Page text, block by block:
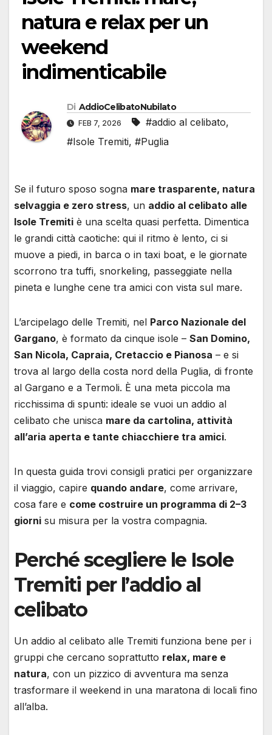
natura e relax per un
weekend
indimenticabile
Di AddioCelibatoNubilato
FEB 7, 2026 #addio al celibato,
#Isole Tremiti, #Puglia
Se il futuro sposo sogna mare trasparente, natura
selvaggia e zero stress, un addio al celibato alle
Isole Tremiti è una scelta quasi perfetta. Dimentica
le grandi città caotiche: qui il ritmo è lento, ci si
muove a piedi, in barca o in taxi boat, e le giornate
scorrono tra tuffi, snorkeling, passeggiate nella
pineta e lunghe cene tra amici con vista sul mare.
L’arcipelago delle Tremiti, nel Parco Nazionale del
Gargano, è formato da cinque isole – San Domino,
San Nicola, Capraia, Cretaccio e Pianosa – e si
trova al largo della costa nord della Puglia, di fronte
al Gargano e a Termoli. È una meta piccola ma
ricchissima di spunti: ideale se vuoi un addio al
celibato che unisca mare da cartolina, attività
all’aria aperta e tante chiacchiere tra amici.
In questa guida trovi consigli pratici per organizzare
il viaggio, capire quando andare, come arrivare,
cosa fare e come costruire un programma di 2–3
giorni su misura per la vostra compagnia.
Perché scegliere le Isole
Tremiti per l’addio al
celibato
Un addio al celibato alle Tremiti funziona bene per i
gruppi che cercano soprattutto relax, mare e
natura, con un pizzico di avventura ma senza
trasformare il weekend in una maratona di locali fino
all’alba.